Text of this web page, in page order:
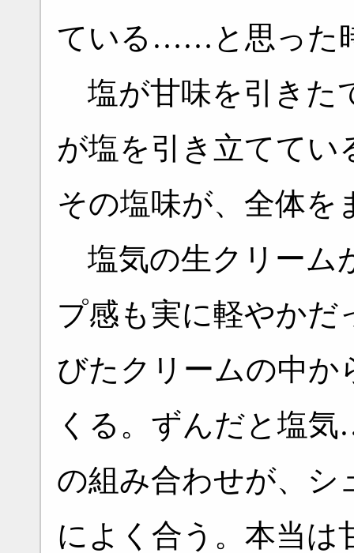
ている……と思った
塩が甘味を引きた
が塩を引き立ててい
その塩味が、全体を
塩気の生クリーム
プ感も実に軽やかだ
びたクリームの中か
くる。ずんだと塩
の組み合わせが、シ
によく合う。本当は